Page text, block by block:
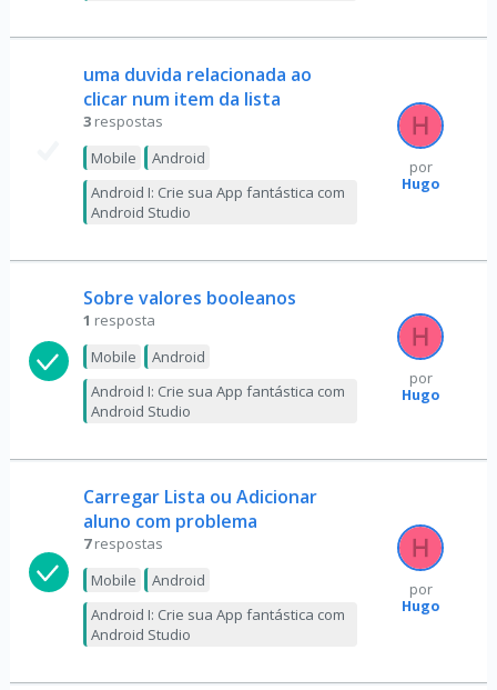
uma duvida relacionada ao
clicar num item da lista
3 respostas
Mobile
Android
Android I: Crie sua App fantástica com
Android Studio
por
Hugo
Sobre valores booleanos
1 resposta
Mobile
Android
Android I: Crie sua App fantástica com
Android Studio
por
Hugo
Carregar Lista ou Adicionar
aluno com problema
7 respostas
Mobile
Android
Android I: Crie sua App fantástica com
Android Studio
por
Hugo